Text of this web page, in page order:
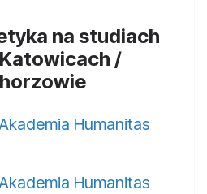
na studiach
/
Humanitas
Humanitas